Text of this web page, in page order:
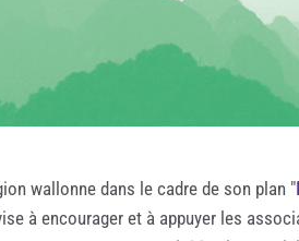
wallonne dans le cadre de son plan "
à encourager et à appuyer les